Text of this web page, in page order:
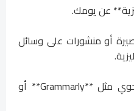
عن يومك.
أو منشورات على وسائل
* استخدام أدوات التدقيق النحوي مثل **Grammarly** أو